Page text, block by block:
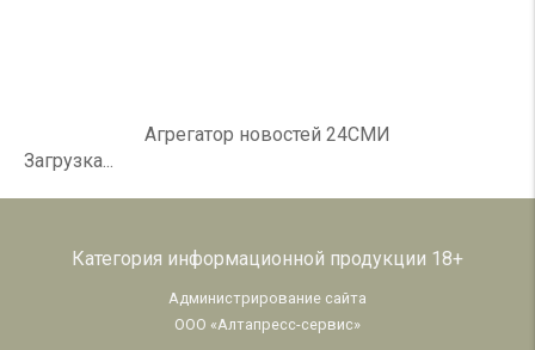
Агрегатор новостей 24СМИ
Загрузка...
Категория информационной продукции 18+
Администрирование сайта
ООО «Алтапресс-сервис»